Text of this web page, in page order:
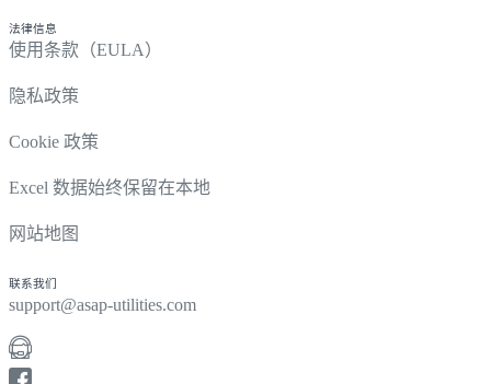
法律信息
使用条款（EULA）
隐私政策
Cookie 政策
Excel 数据始终保留在本地
网站地图
联系我们
support@asap-utilities.com